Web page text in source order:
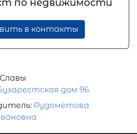
по недвижимости
в контакты
дом 96
Рудомётова